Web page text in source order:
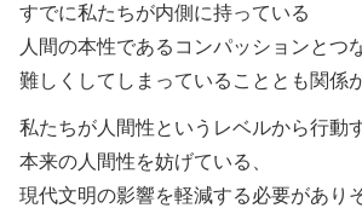
すでに私たちが内側に持っている
人間の本性であるコンパッションとつ
難しくしてしまっていることとも関係
私たちが人間性というレベルから行動
本来の人間性を妨げている、
現代文明の影響を軽減する必要があり